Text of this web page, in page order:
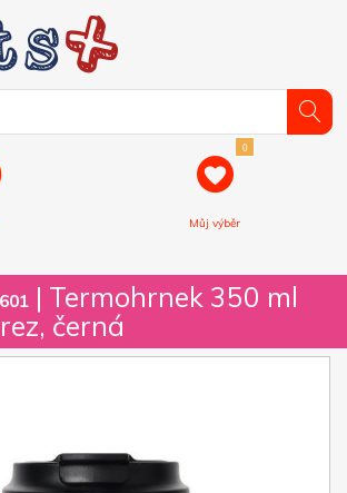
0
Můj výběr
| Termohrnek 350 ml
černá